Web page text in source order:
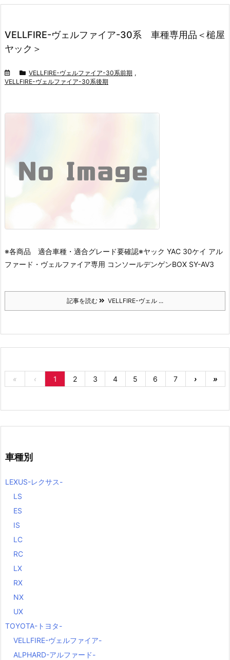
VELLFIRE-ヴェルファイア-30系 車種専用品＜槌屋
ヤック＞
VELLFIRE-ヴェルファイア-30系前期 ,
VELLFIRE-ヴェルファイア-30系後期
※各商品 適合車種・適合グレード要確認※ヤック YAC 30ケイ アル
ファード・ヴェルファイア専用 コンソールデンゲンBOX SY-AV3
記事を読む VELLFIRE-ヴェル ...
« ‹ 1 2 3 4 5 6 7 › »
車種別
LEXUS-レクサス-
LS
ES
IS
LC
RC
LX
RX
NX
UX
TOYOTA-トヨタ-
VELLFIRE-ヴェルファイア-
ALPHARD-アルファード-